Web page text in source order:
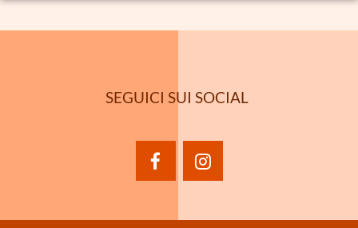
SEGUICI SUI SOCIAL
facebookinstagram